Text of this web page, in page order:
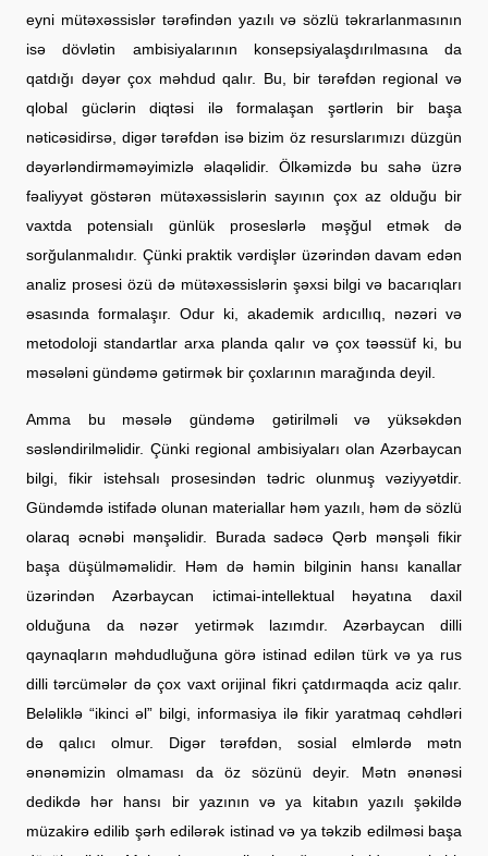
eyni mütəxəssislər tərəfindən yazılı və sözlü təkrarlanmasının
isə dövlətin ambisiyalarının konsepsiyalaşdırılmasına da
qatdığı dəyər çox məhdud qalır. Bu, bir tərəfdən regional və
qlobal güclərin diqtəsi ilə formalaşan şərtlərin bir başa
nəticəsidirsə, digər tərəfdən isə bizim öz resurslarımızı düzgün
dəyərləndirməməyimizlə əlaqəlidir. Ölkəmizdə bu sahə üzrə
fəaliyyət göstərən mütəxəssislərin sayının çox az olduğu bir
vaxtda potensialı günlük proseslərlə məşğul etmək də
sorğulanmalıdır. Çünki praktik vərdişlər üzərindən davam edən
analiz prosesi özü də mütəxəssislərin şəxsi bilgi və bacarıqları
əsasında formalaşır. Odur ki, akademik ardıcıllıq, nəzəri və
metodoloji standartlar arxa planda qalır və çox təəssüf ki, bu
məsələni gündəmə gətirmək bir çoxlarının marağında deyil.
Amma bu məsələ gündəmə gətirilməli və yüksəkdən
səsləndirilməlidir. Çünki regional ambisiyaları olan Azərbaycan
bilgi, fikir istehsalı prosesindən tədric olunmuş vəziyyətdir.
Gündəmdə istifadə olunan materiallar həm yazılı, həm də sözlü
olaraq əcnəbi mənşəlidir. Burada sadəcə Qərb mənşəli fikir
başa düşülməməlidir. Həm də həmin bilginin hansı kanallar
üzərindən Azərbaycan ictimai-intellektual həyatına daxil
olduğuna da nəzər yetirmək lazımdır. Azərbaycan dilli
qaynaqların məhdudluğuna görə istinad edilən türk və ya rus
dilli tərcümələr də çox vaxt orijinal fikri çatdırmaqda aciz qalır.
Beləliklə “ikinci əl” bilgi, informasiya ilə fikir yaratmaq cəhdləri
də qalıcı olmur. Digər tərəfdən, sosial elmlərdə mətn
ənənəmizin olmaması da öz sözünü deyir. Mətn ənənəsi
dedikdə hər hansı bir yazının və ya kitabın yazılı şəkildə
müzakirə edilib şərh edilərək istinad və ya təkzib edilməsi başa